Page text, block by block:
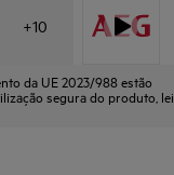
+10
da UE 2023/988 estão
segura do produto,